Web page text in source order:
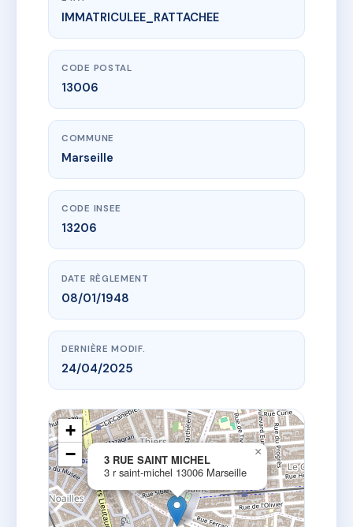
www.vme.plus/AC6793731
3 RUE SAINT MICHEL
3 r saint-michel
IMMATRICULEE_RATTACHEE
CODE POSTAL
13006
COMMUNE
Marseille
CODE INSEE
13206
DATE RÈGLEMENT
08/01/1948
DERNIÈRE MODIF.
24/04/2025
3 RUE SAINT MICHEL
3 r saint-michel 13006 Marseille
×
+
−